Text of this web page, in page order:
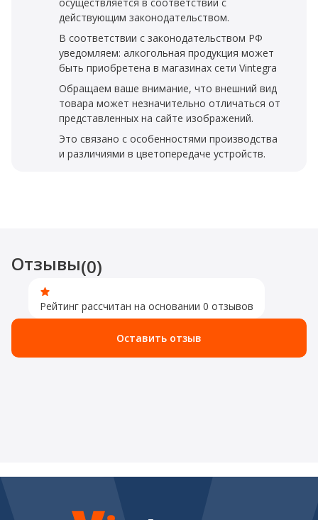
действующим законодательством.
В соответствии с законодательством РФ
уведомляем: алкогольная продукция может
быть приобретена в магазинах сети Vintegra
Обращаем ваше внимание, что внешний вид
товара может незначительно отличаться от
представленных на сайте изображений.
Это связано с особенностями производства
и различиями в цветопередаче устройств.
Отзывы(0)
Рейтинг рассчитан на основании 0 отзывов
Оставить отзыв